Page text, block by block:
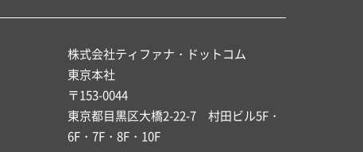
株式会社ティファナ・ドットコム
東京本社
〒153-0044
東京都目黒区大橋2-22-7 村田ビル5F・
6F・7F・8F・10F